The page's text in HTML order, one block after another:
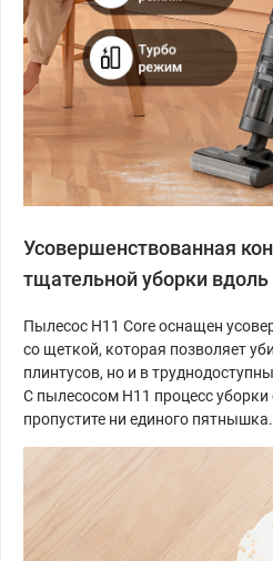
Усовершенствованная
тщательной уборки вдоль
Пылесос H11 Core оснащен
со щеткой, которая позволяет
плинтусов, но и в
С пылесосом H11 процесс уборки
пропустите ни единого пятнышка.